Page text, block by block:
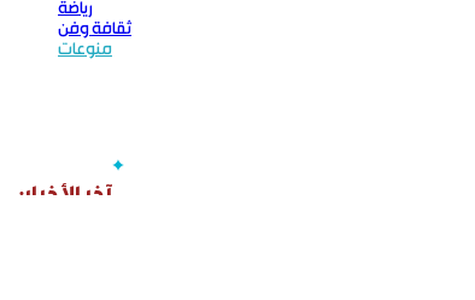
رياضة
ثقافة وفن
منوعات